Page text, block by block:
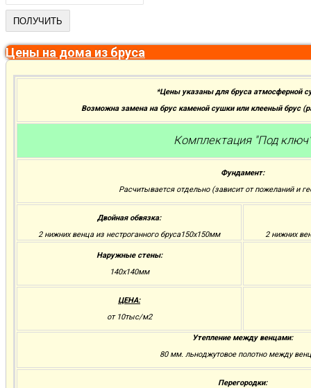
Цены на дома из бруса
*Цены указаны для бруса атмосферной
Возможна замена на брус каменой сушки или клееный брус
Комплектация "Под ключ"
Фундамент:
Расчитывается отдельно (зависит от пожеланий и
Двойная обвязка:
2 нижних венца из нестроганного бруса150х150мм
2 нижних
Наружные стены:
140х140мм
ЦЕНА:
от 10тыс/м2
Утепление между венцами:
80 мм. льноджутовое полотно между
Перегородки: